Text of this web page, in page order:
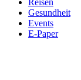
Gesundheit
Events
E-Paper